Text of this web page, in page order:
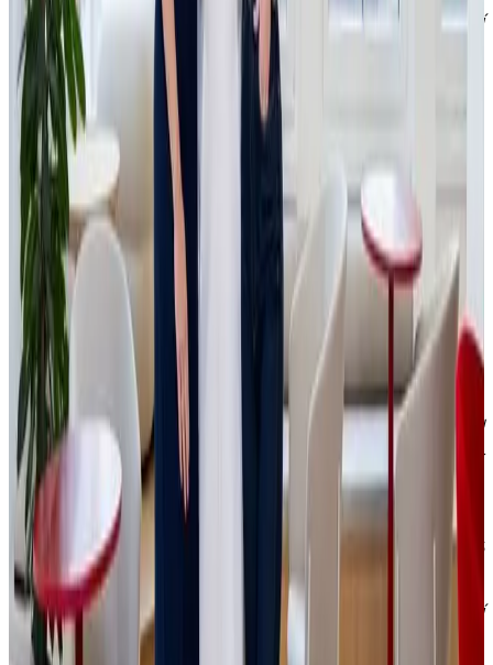
mám kolem sebe pevně věřím, že se nám naši vizi podaří
naplnit.” dodává Kijonková
Fond bude ze začátku tvořen podfondy se specifickým
zaměřením.Podfond Private Growth
majoritní podíly ve středně velkých firmách s investičním
horizontem 5–8 let a klade důraz na škálování a rozvoj v
odvětvích jako e-
commerce
, logistika, FMCG, výroba a
zdravotnictví. Druhým je
podfond VentureCapital
zaměřuje na menšinové vstupy do perspektivních startupů
v raných fázích.
Další oblastí, které se
Investments
věnuje
investice do stabilních rodinných firem s
dlouhodobým investičním horizontem.
"Cílem fondu je dlouhodobé zhodnocení kapitálu. U
podfondů
Private& Growth
očekáváme návratnost
přes 15 % ročně, u Venture
Capital
pak 10 %. SICAV nám
zároveň umožňuje oslovit kvalifikované investory a
nabídnout jim možnost podílet se na tomto růstu společně
s námi. K desítkám investic, do kterých jsme již investovali a
které budou součástí SICAV,
přibudou
v řádu týdnů další
zajímavé projekty do všech zmíněných podfondů.